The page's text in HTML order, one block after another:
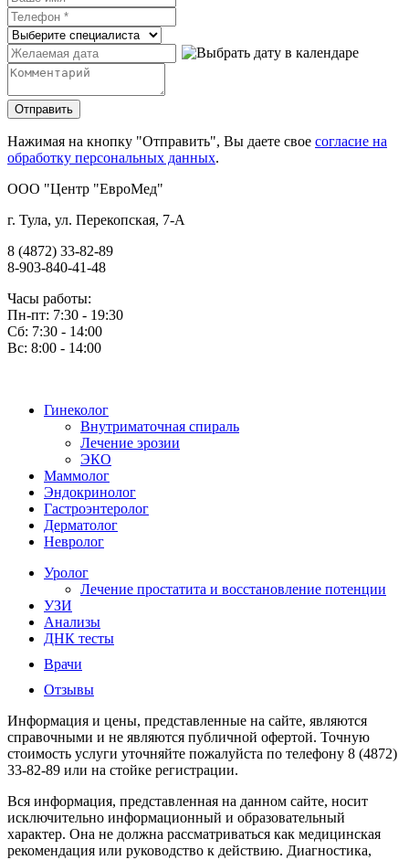
Нажимая на кнопку "Отправить", Вы даете свое согласие на
обработку персональных данных.
OOO "Центр "ЕвроМед"
г. Тула, ул. Перекопская, 7-А
8 (4872) 33-82-89
8-903-840-41-48
Часы работы:
Пн-пт: 7:30 - 19:30
Сб: 7:30 - 14:00
Вс: 8:00 - 14:00
Гинеколог
Внутриматочная спираль
Лечение эрозии
ЭКО
Маммолог
Эндокринолог
Гастроэнтеролог
Дерматолог
Невролог
Уролог
Лечение простатита и восстановление потенции
УЗИ
Анализы
ДНК тесты
Врачи
Отзывы
Информация и цены, представленные на сайте, являются
справочными и не являются публичной офертой. Точную
стоимость услуги уточняйте пожалуйста по телефону 8 (4872)
33-82-89 или на стойке регистрации.
Вся информация, представленная на данном сайте, носит
исключительно информационный и образовательный
характер. Она не должна рассматриваться как медицинская
рекомендация или руководство к действию. Диагностика,